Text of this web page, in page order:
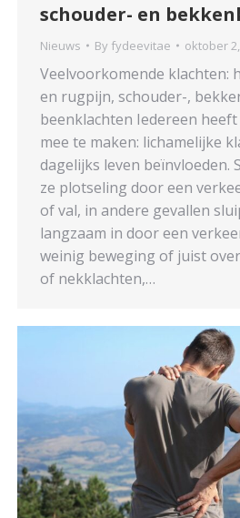
schouder- en
Nieuws By fydeevitae oktober
Veelvoorkomende klachten:
en rugpijn, schouder-,
beenklachten Iedereen
mee te maken: lichamelijke
dagelijks leven beïnvloeden.
ze plotseling door een
of val, in andere gevallen
langzaam in door een
weinig beweging of juist
of nekklachten,…